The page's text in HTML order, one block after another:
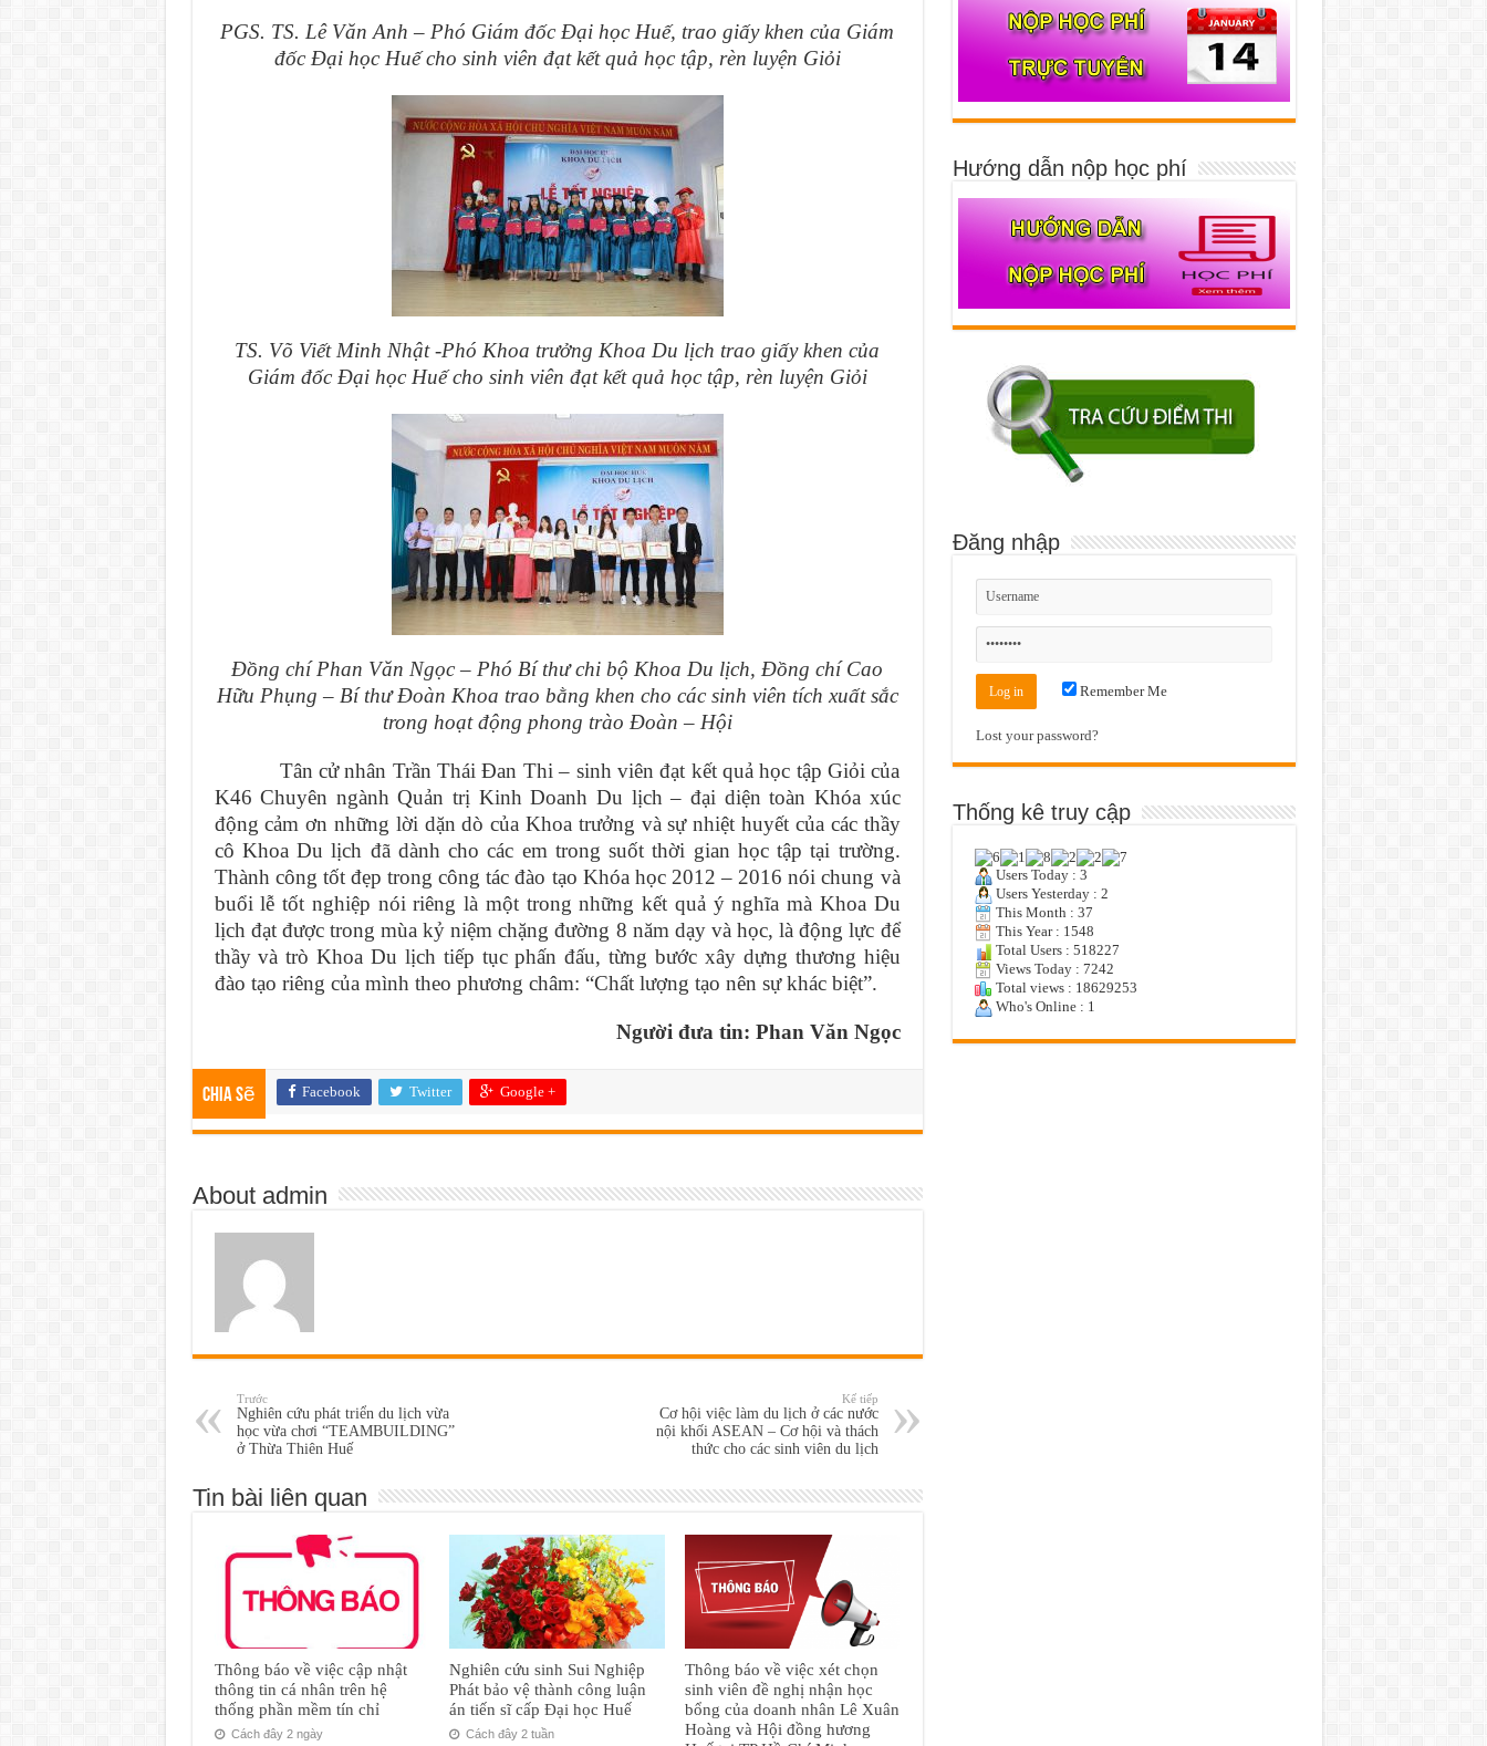
PGS. TS. Lê Văn Anh – Phó Giám đốc Đại học Huế, trao giấy khen của Giám
đốc Đại học Huế cho sinh viên đạt kết quả học tập, rèn luyện Giỏi
TS. Võ Viết Minh Nhật -Phó Khoa trưởng Khoa Du lịch trao giấy khen của
Giám đốc Đại học Huế cho sinh viên đạt kết quả học tập, rèn luyện Giỏi
Đồng chí Phan Văn Ngọc – Phó Bí thư chi bộ Khoa Du lịch, Đồng chí Cao
Hữu Phụng – Bí thư Đoàn Khoa trao bằng khen cho các sinh viên tích xuất sắc
trong hoạt động phong trào Đoàn – Hội
Tân cử nhân Trần Thái Đan Thi – sinh viên đạt kết quả học tập Giỏi của
K46 Chuyên ngành Quản trị Kinh Doanh Du lịch – đại diện toàn Khóa xúc
động cảm ơn những lời dặn dò của Khoa trưởng và sự nhiệt huyết của các thầy
cô Khoa Du lịch đã dành cho các em trong suốt thời gian học tập tại trường.
Thành công tốt đẹp trong công tác đào tạo Khóa học 2012 – 2016 nói chung và
buổi lễ tốt nghiệp nói riêng là một trong những kết quả ý nghĩa mà Khoa Du
lịch đạt được trong mùa kỷ niệm chặng đường 8 năm dạy và học, là động lực để
thầy và trò Khoa Du lịch tiếp tục phấn đấu, từng bước xây dựng thương hiệu
đào tạo riêng của mình theo phương châm: “Chất lượng tạo nên sự khác biệt”.
Người đưa tin: Phan Văn Ngọc
Chia sẽ Facebook Twitter Google +
About admin
Trước
Nghiên cứu phát triển du lịch vừa
học vừa chơi “TEAMBUILDING”
ở Thừa Thiên Huế
Kế tiếp
Cơ hội việc làm du lịch ở các nước
nội khối ASEAN – Cơ hội và thách
thức cho các sinh viên du lịch
Tin bài liên quan
Thông báo về việc cập nhật
thông tin cá nhân trên hệ
thống phần mềm tín chỉ
Cách đây 2 ngày
Nghiên cứu sinh Sui Nghiệp
Phát bảo vệ thành công luận
án tiến sĩ cấp Đại học Huế
Cách đây 2 tuần
Thông báo về việc xét chọn
sinh viên đề nghị nhận học
bổng của doanh nhân Lê Xuân
Hoàng và Hội đồng hương
Hướng dẫn nộp học phí
Đăng nhập
Remember Me
Lost your password?
Thống kê truy cập
Users Today : 3
Users Yesterday : 2
This Month : 37
This Year : 1548
Total Users : 518227
Views Today : 7242
Total views : 18629253
Who's Online : 1